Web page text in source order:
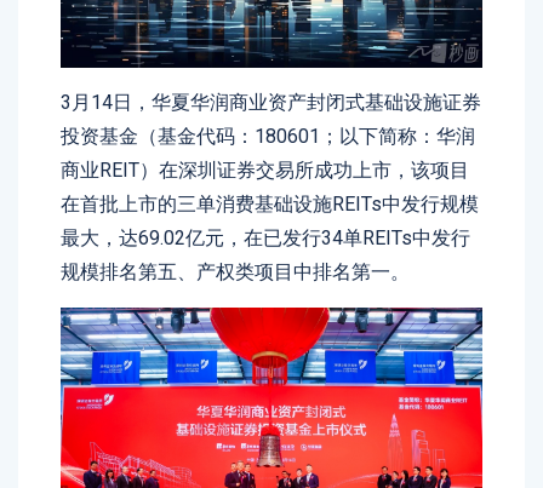
3月14日，华夏华润商业资产封闭式基础设施证券
投资基金（基金代码：180601；以下简称：华润
商业REIT）在深圳证券交易所成功上市，该项目
在首批上市的三单消费基础设施REITs中发行规模
最大，达69.02亿元，在已发行34单REITs中发行
规模排名第五、产权类项目中排名第一。